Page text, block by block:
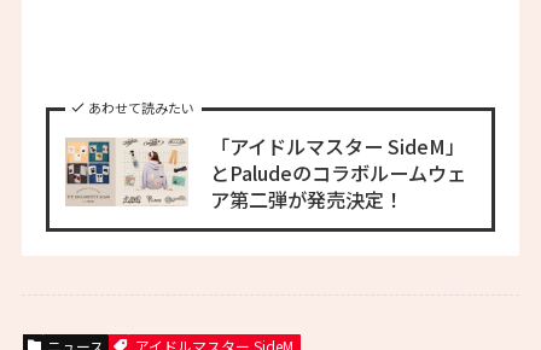
あわせて読みたい
「アイドルマスター SideM」
とPaludeのコラボルームウェ
ア第二弾が発売決定！
ニュース アイドルマスター SideM